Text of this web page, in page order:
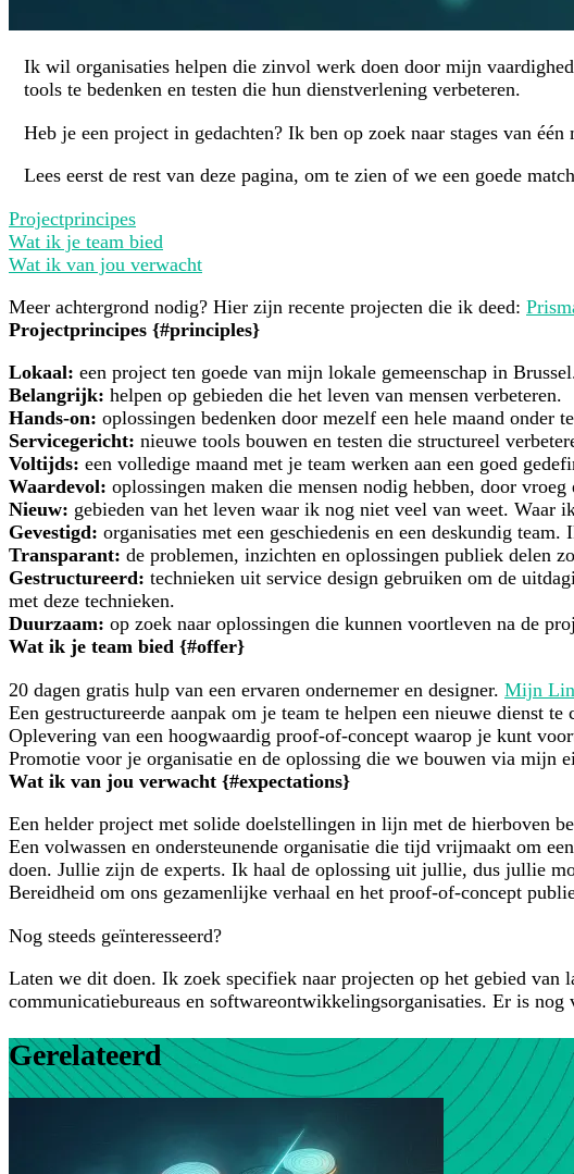
Ik wil organisaties helpen die zinvol werk doen door mijn
tools te bedenken en testen die hun dienstverlening verbeteren.
Heb je een project in gedachten? Ik ben op zoek naar stages van
Lees eerst de rest van deze pagina, om te zien of we een goede
Projectprincipes
Wat ik je team bied
Wat ik van jou verwacht
Meer achtergrond nodig? Hier zijn recente projecten die ik deed:
Projectprincipes {#principles}
Lokaal: een project ten goede van mijn lokale gemeenschap in
Belangrijk: helpen op gebieden die het leven van mensen verbeteren.
Hands-on: oplossingen bedenken door mezelf een hele maand onder
Servicegericht: nieuwe tools bouwen en testen die structureel
Voltijds: een volledige maand met je team werken aan een goed
Waardevol: oplossingen maken die mensen nodig hebben, door vroeg
Nieuw: gebieden van het leven waar ik nog niet veel van weet. Waar
Gevestigd: organisaties met een geschiedenis en een deskundig
Transparant: de problemen, inzichten en oplossingen publiek delen
Gestructureerd: technieken uit service design gebruiken om de
met deze technieken.
Duurzaam: op zoek naar oplossingen die kunnen voortleven na de
Wat ik je team bied {#offer}
20 dagen gratis hulp van een ervaren ondernemer en designer. Mijn
Een gestructureerde aanpak om je team te helpen een nieuwe dienst te
Oplevering van een hoogwaardig proof-of-concept waarop je kunt
Promotie voor je organisatie en de oplossing die we bouwen via mijn
Wat ik van jou verwacht {#expectations}
Een helder project met solide doelstellingen in lijn met de hierboven
Een volwassen en ondersteunende organisatie die tijd vrijmaakt om
doen. Jullie zijn de experts. Ik haal de oplossing uit jullie, dus jullie
Bereidheid om ons gezamenlijke verhaal en het proof-of-concept
Nog steeds geïnteresseerd?
Laten we dit doen. Ik zoek specifiek naar projecten op het gebied van
communicatiebureaus en softwareontwikkelingsorganisaties. Er is nog
Gerelateerd